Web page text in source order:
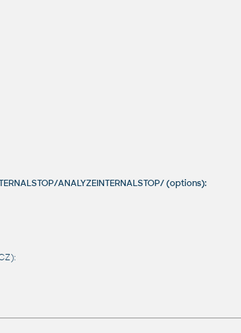
ANALYZEINTERNALSTOP/ (options):